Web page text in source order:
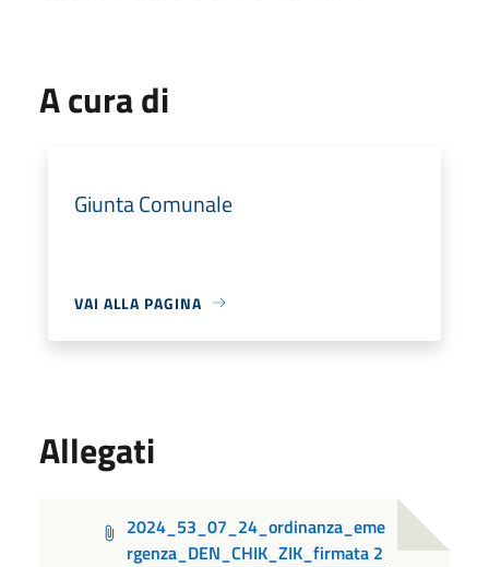
A cura di
Giunta Comunale
VAI ALLA PAGINA
Allegati
2024_53_07_24_ordinanza_eme
rgenza_DEN_CHIK_ZIK_firmata 2